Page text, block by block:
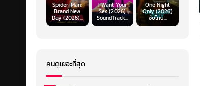
Spider-Man:
Brand New
Day (2026)...
I Want Your
Sex (2026)
SoundTrack...
One Night
Only (2026)
ซับไทย...
คนดูเยอะที่สุด